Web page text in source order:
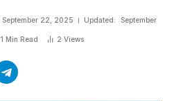
September 22, 2025 Updated: September
1 Min Read 2 Views